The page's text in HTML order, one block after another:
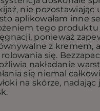
nie pozostawiając
aplikowałam inne
tego
ponieważ
z kremem,
rolowania się.
nakładanie
się niemal
na skórze,